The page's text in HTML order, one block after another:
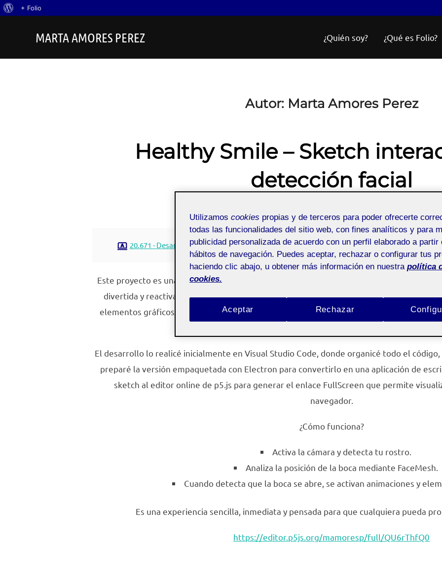
Acerca
WordPress
+ Folio
MARTA AMORES PEREZ ¿Quién soy? ¿Qué es Folio?
Autor: Marta Amores Perez
Healthy Smile – Sketch
detección facial
20.671 - Desarrollo de aplicaciones interactivas - Aula 1
Este proyecto es una pieza interactiva creada con p5.js, pensada para jugar con la
divertida y reactiva. El sketch detecta el rostro del usuario y responde a sus gestos
elementos gráficos que se activan cuando la boca se abre, se mueve o cambia de
El desarrollo lo realicé inicialmente en Visual Studio Code, donde organicé todo el
preparé la versión empaquetada con Electron para convertirlo en una aplicación de
sketch al editor online de p5.js para generar el enlace FullScreen que permite
navegador.
¿Cómo funciona?
Activa la cámara y detecta tu rostro.
Analiza la posición de la boca mediante FaceMesh.
Cuando detecta que la boca se abre, se activan animaciones y
Es una experiencia sencilla, inmediata y pensada para que cualquiera pueda
https://editor.p5js.org/mamoresp/full/QU6rThfQ0
Utilizamos cookies propias y de terceros para poder ofrecerte
todas las funcionalidades del sitio web, con fines analíticos y para
publicidad personalizada de acuerdo con un perfil elaborado a partir
hábitos de navegación. Puedes aceptar, rechazar o configurar tus
haciendo clic abajo, u obtener más información en nuestra política
cookies.
Rechazar
Aceptar